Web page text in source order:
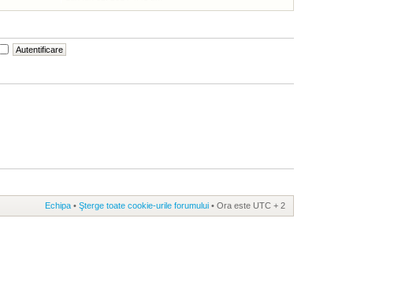
Echipa • Şterge toate cookie-urile forumului • Ora este UTC + 2